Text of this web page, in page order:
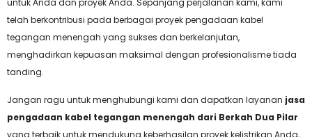
untuk Anda dan proyek Anda. Sepanjang perjalanan kami, kami
telah berkontribusi pada berbagai proyek pengadaan kabel
tegangan menengah yang sukses dan berkelanjutan,
menghadirkan kepuasan maksimal dengan profesionalisme tiada
tanding.
Jangan ragu untuk menghubungi kami dan dapatkan layanan jasa
pengadaan kabel tegangan menengah dari Berkah Dua Pilar
yang terbaik untuk mendukung keberhasilan proyek kelistrikan Anda,